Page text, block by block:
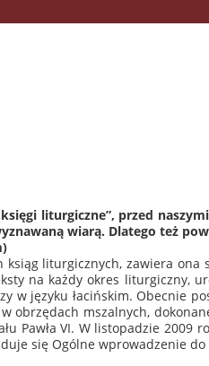
liturgiczne”, przed
wiarą. Dlatego też
ksiąg liturgicznych, zawiera
na każdy okres liturgiczny,
w języku łacińskim. Obecnie
obrzędach mszalnych,
Pawła VI. W listopadzie 2009
się Ogólne wprowadzenie